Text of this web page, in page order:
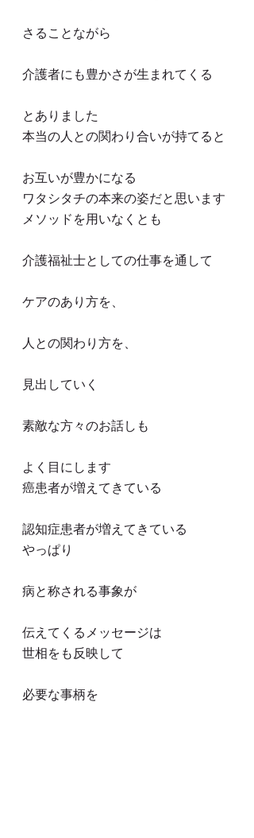
さることながら
介護者にも豊かさが生まれてくる
とありました
本当の人との関わり合いが持てると
お互いが豊かになる
ワタシタチの本来の姿だと思います
メソッドを用いなくとも
介護福祉士としての仕事を通して
ケアのあり方を、
人との関わり方を、
見出していく
素敵な方々のお話しも
よく目にします
癌患者が増えてきている
認知症患者が増えてきている
やっぱり
病と称される事象が
伝えてくるメッセージは
世相をも反映して
必要な事柄を